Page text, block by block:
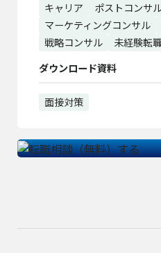
キャリア
ポストコンサ
マーケティングコンサル
戦略コンサル
未経験転
ダウンロード資料
面接対策